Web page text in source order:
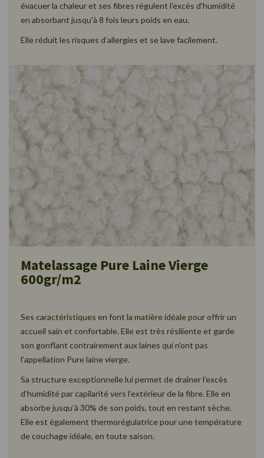
évacuer la chaleur et ses fibres régulent l’excès d’humidité
en absorbant jusqu'à 8 fois leurs poids en eau.
Elle réduit les risques d’allergies et se lave facilement.
Matelassage Pure Laine Vierge
600gr/m2
Ses caractéristiques en font la matière idéale pour offrir un
accueil sain et confortable. Elle est très résiliente et garde
son gonflant contrairement aux laines qui n’ont pas
l’appellation Pure laine vierge.
Sa structure exceptionnelle lui permet de draîner l’excès
d’humidité par capilarité vers l’extérieur de la fibre. Elle en
absorbe jusqu’à 30% de son poids, tout en restant sèche.
Elle est également thermorégulatrice pour une température
de couchage idéale, en toute saison.